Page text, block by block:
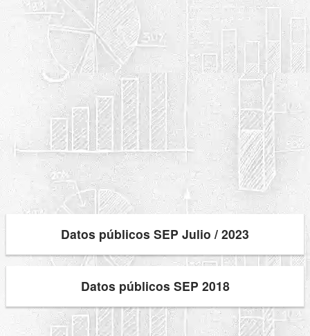
Datos públicos SEP Julio / 2023
Datos públicos SEP 2018